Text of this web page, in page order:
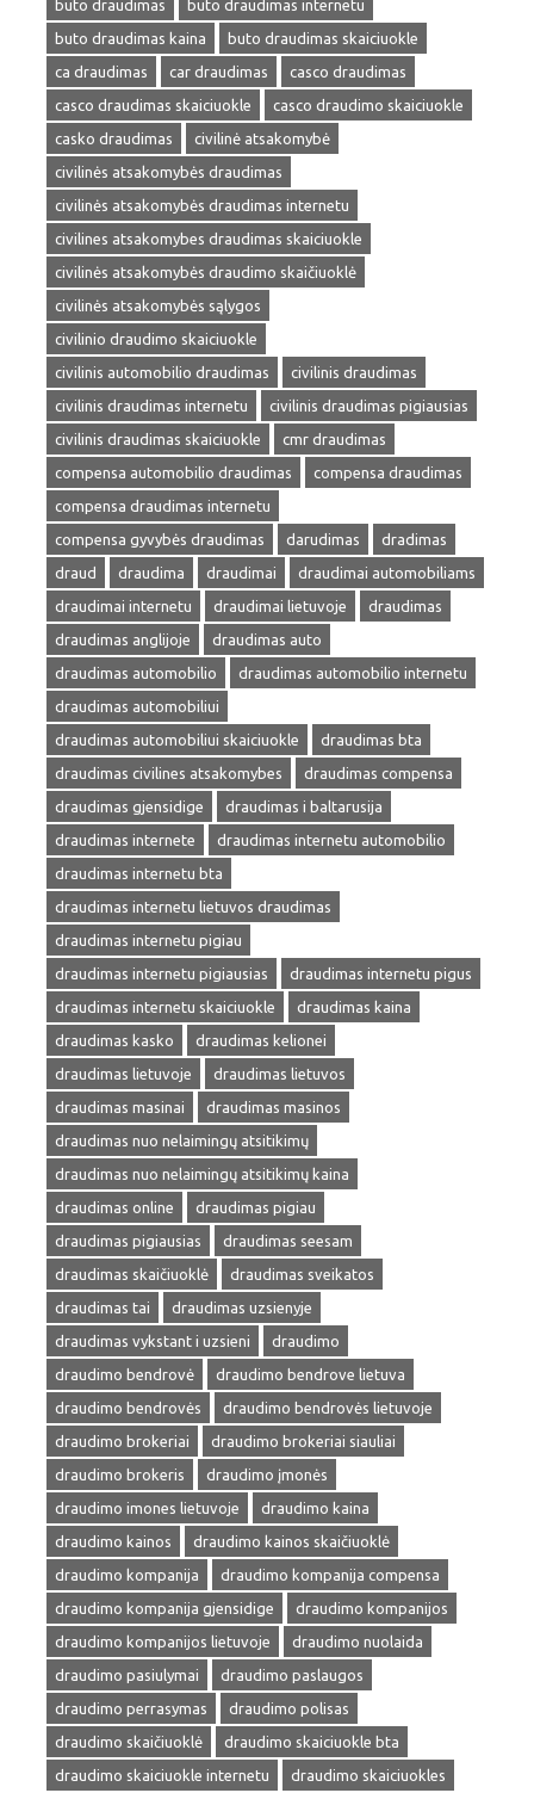
buto draudimas
buto draudimas internetu
buto draudimas kaina
buto draudimas skaiciuokle
ca draudimas
car draudimas
casco draudimas
casco draudimas skaiciuokle
casco draudimo skaiciuokle
casko draudimas
civilinė atsakomybė
civilinės atsakomybės draudimas
civilinės atsakomybės draudimas internetu
civilines atsakomybes draudimas skaiciuokle
civilinės atsakomybės draudimo skaičiuoklė
civilinės atsakomybės sąlygos
civilinio draudimo skaiciuokle
civilinis automobilio draudimas
civilinis draudimas
civilinis draudimas internetu
civilinis draudimas pigiausias
civilinis draudimas skaiciuokle
cmr draudimas
compensa automobilio draudimas
compensa draudimas
compensa draudimas internetu
compensa gyvybės draudimas
darudimas
dradimas
draud
draudima draudimai
draudimai automobiliams
draudimai internetu
draudimai lietuvoje
draudimas
draudimas anglijoje
draudimas auto
draudimas automobilio
draudimas automobilio internetu
draudimas automobiliui
draudimas automobiliui skaiciuokle
draudimas bta
draudimas civilines atsakomybes
draudimas compensa
draudimas gjensidige
draudimas i baltarusija
draudimas internete
draudimas internetu automobilio
draudimas internetu bta
draudimas internetu lietuvos draudimas
draudimas internetu pigiau
draudimas internetu pigiausias
draudimas internetu pigus
draudimas internetu skaiciuokle
draudimas kaina
draudimas kasko
draudimas kelionei
draudimas lietuvoje
draudimas lietuvos
draudimas masinai
draudimas masinos
draudimas nuo nelaimingų atsitikimų
draudimas nuo nelaimingų atsitikimų kaina
draudimas online
draudimas pigiau
draudimas pigiausias
draudimas seesam
draudimas skaičiuoklė
draudimas sveikatos
draudimas tai
draudimas uzsienyje
draudimas vykstant i uzsieni
draudimo
draudimo bendrovė
draudimo bendrove lietuva
draudimo bendrovės
draudimo bendrovės lietuvoje
draudimo brokeriai
draudimo brokeriai siauliai
draudimo brokeris
draudimo įmonės
draudimo imones lietuvoje
draudimo kaina
draudimo kainos
draudimo kainos skaičiuoklė
draudimo kompanija
draudimo kompanija compensa
draudimo kompanija gjensidige
draudimo kompanijos
draudimo kompanijos lietuvoje
draudimo nuolaida
draudimo pasiulymai
draudimo paslaugos
draudimo perrasymas
draudimo polisas
draudimo skaičiuoklė
draudimo skaiciuokle bta
draudimo skaiciuokle internetu
draudimo skaiciuokles